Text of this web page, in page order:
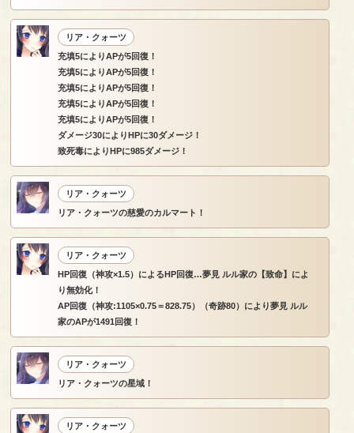
リア・クォーツ
充填5によりAPが5回復！
充填5によりAPが5回復！
充填5によりAPが5回復！
充填5によりAPが5回復！
充填5によりAPが5回復！
ダメージ30によりHPに30ダメージ！
致死毒によりHPに985ダメージ！
リア・クォーツ
リア・クォーツの慈愛のカルマート！
リア・クォーツ
HP回復（神攻×1.5）によるHP回復…夢見 ルル家の【致命】によ
り無効化！
AP回復（神攻:1105×0.75＝828.75）（奇跡80）により夢見 ルル
家のAPが1491回復！
リア・クォーツ
リア・クォーツの星域！
リア・クォーツ